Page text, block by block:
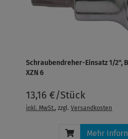
Schraubendreher-Einsatz 1/2",
XZN 6
13,16 €/Stück
inkl. MwSt., zzgl.Versandkosten
Mehr